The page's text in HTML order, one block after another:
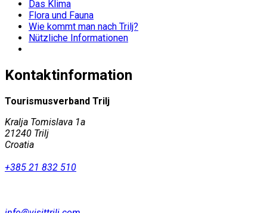
Das Klima
Flora und Fauna
Wie kommt man nach Trilj?
Nützliche Informationen
Kontaktinformation
Tourismusverband Trilj
Kralja Tomislava 1a
21240 Trilj
Croatia
+385 21 832 510